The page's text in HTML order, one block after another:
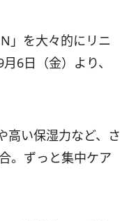
」を大々的にリニ
6日（金）より、
高い保湿力など、さ
。ずっと集中ケア